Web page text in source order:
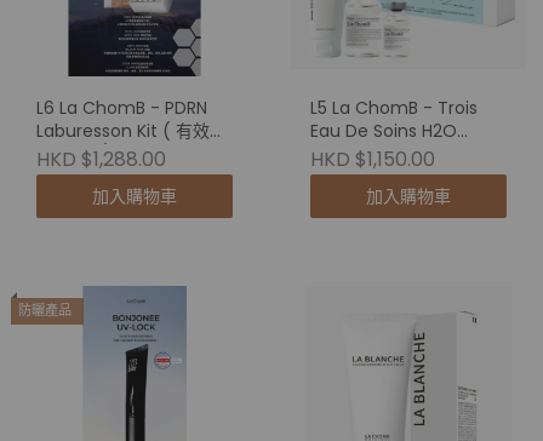
L6 La ChomB - PDRN
Laburesson Kit ( 有效期
至 2026/12 ) 買1送1
HKD $1,288.00
加入購物車
L5 La ChomB - Trois
Eau De Soins H2O
Treatment
HKD $1,150.00
加入購物車
防曬產品